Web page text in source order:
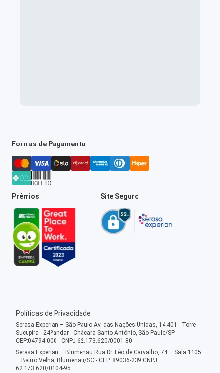
Formas de Pagamento
Prêmios Site Seguro
Políticas de Privacidade
Serasa Experian – São Paulo Av. das Nações Unidas, 14.401 - Torre
Sucupira - 24ºandar - Chácara Santo Antônio, São Paulo/SP -
CEP:04794-000 - CNPJ 62.173.620/0001-80
Serasa Experian – Blumenau Rua Dr. Léo de Carvalho, 74 – Sala 1105
– Bairro Velha, Blumenau/SC - CEP: 89036-239 CNPJ
62.173.620/0104-95